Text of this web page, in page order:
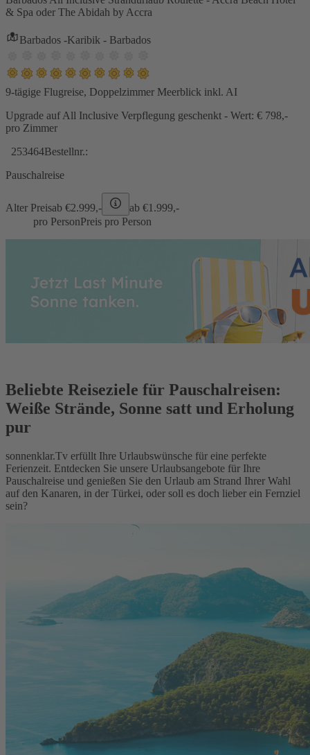
& Spa oder The Abidah by Accra
Barbados -Karibik - Barbados
9-tägige Flugreise, Doppelzimmer Meerblick inkl. AI
Upgrade auf All Inclusive Verpflegung geschenkt - Wert: € 798,-
pro Zimmer
253464Bestellnr.:
Pauschalreise
Alter Preisab €2.999,- ab €1.999,-
pro PersonPreis pro Person
Beliebte Reiseziele für Pauschalreisen:
Weiße Strände, Sonne satt und Erholung
pur
sonnenklar.Tv erfüllt Ihre Urlaubswünsche für eine perfekte
Ferienzeit. Entdecken Sie unsere Urlaubsangebote für Ihre
Pauschalreise und genießen Sie den Urlaub am Strand Ihrer Wahl
auf den Kanaren, in der Türkei, oder soll es doch lieber ein Fernziel
sein?